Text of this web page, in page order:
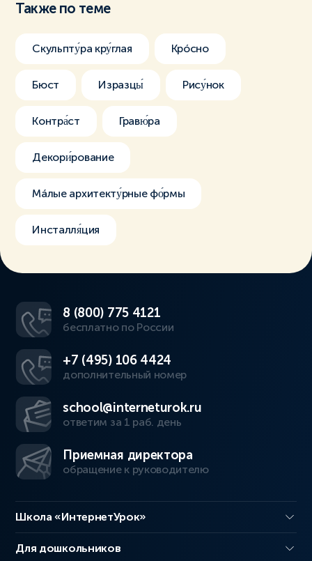
Также по теме
Скульпту́ра кру́глая Крóсно
Бюст Изразцы́ Рису́нок
Контра́ст Гравю́ра
Декори́рование
Мáлые архитекту́рные фо́рмы
Инсталля́ция
8 (800) 775 4121
бесплатно по России
+7 (495) 106 4424
дополнительный номер
school@interneturok.ru
ответим за 1 раб. день
Приемная директора
обращение к руководителю
Школа «ИнтернетУрок»
Для дошкольников